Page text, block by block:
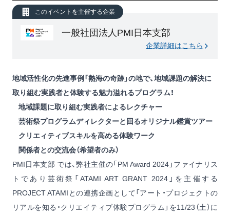
このイベントを主催する企業
一般社団法人PMI日本支部
企業詳細はこちら
地域活性化の先進事例「熱海の奇跡」の地で、地域課題の解決に
取り組む実践者と体験する魅力溢れるプログラム！
地域課題に取り組む実践者によるレクチャー
芸術祭プログラムディレクターと回るオリジナル鑑賞ツアー
クリエィティブスキルを高める体験ワーク
関係者との交流会（希望者のみ）
PMI日本支部 では、弊社主催の「PM Award 2024」ファイナリス
トであり芸術祭「ATAMI ART GRANT 2024」を主催する
PROJECT ATAMIとの連携企画として「アート・プロジェクトの
リアルを知る・クリエイティブ体験プログラム」を11/23（土）に